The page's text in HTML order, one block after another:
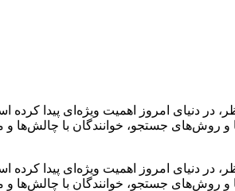
دنیای امروز اهمیت ویژه‌ای پیدا کرده
جستجو، خوانندگان با چالش‌ها و
دنیای امروز اهمیت ویژه‌ای پیدا کرده
جستجو، خوانندگان با چالش‌ها و